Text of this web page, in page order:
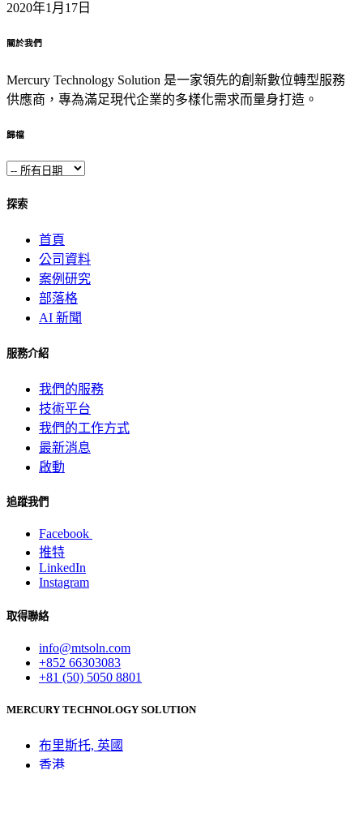
2020年1月17日
關於我們
Mercury Technology Solution 是一家領先的創新數位轉型服務
供應商，專為滿足現代企業的多樣化需求而量身打造。
歸檔
探索
首頁
公司資料
案例研究
部落格
AI 新聞
服務介紹
我們的服務
技術平台
我們的工作方式
最新消息
啟動
追蹤我們
Facebook
推特
LinkedIn
Instagram
取得聯絡
info@mtsoln.com
+852 66303083
+81 (50) 5050 8801
MERCURY TECHNOLOGY SOLUTION
布里斯托, 英國
香港